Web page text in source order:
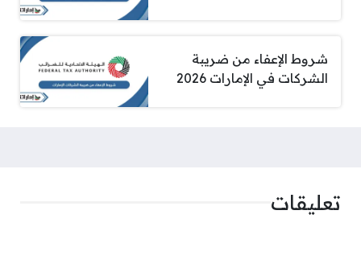
شروط الإعفاء من ضريبة
الشركات في الإمارات 2026
تعليقات